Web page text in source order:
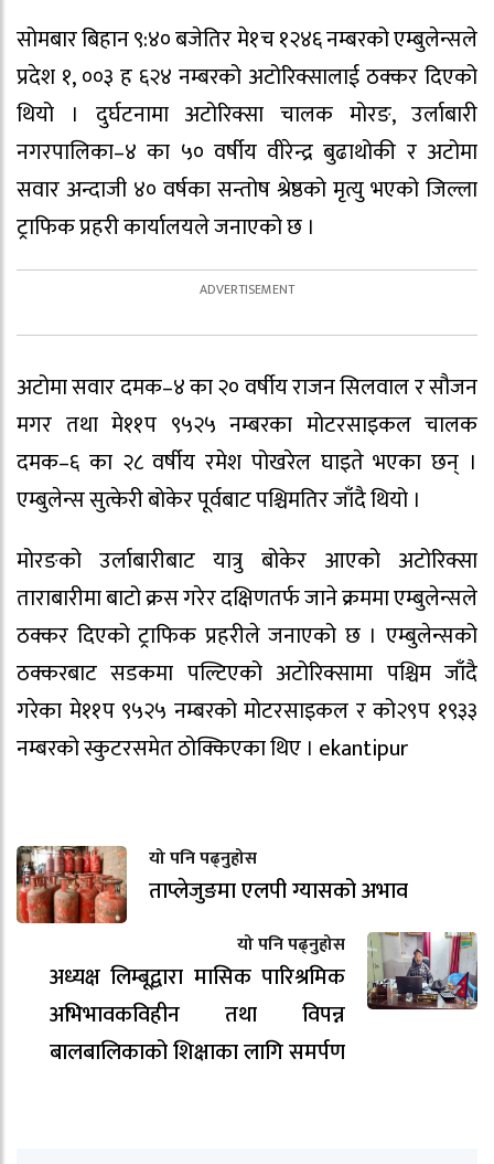
सोमबार बिहान ९:४० बजेतिर मे१च १२४६ नम्बरको एम्बुलेन्सले
प्रदेश १, ००३ ह ६२४ नम्बरको अटोरिक्सालाई ठक्कर दिएको
थियो । दुर्घटनामा अटोरिक्सा चालक मोरङ, उर्लाबारी
नगरपालिका–४ का ५० वर्षीय वीरेन्द्र बुढाथोकी र अटोमा
सवार अन्दाजी ४० वर्षका सन्तोष श्रेष्ठको मृत्यु भएको जिल्ला
ट्राफिक प्रहरी कार्यालयले जनाएको छ ।
अटोमा सवार दमक–४ का २० वर्षीय राजन सिलवाल र सौजन
मगर तथा मे११प ९५२५ नम्बरका मोटरसाइकल चालक
दमक–६ का २८ वर्षीय रमेश पोखरेल घाइते भएका छन् ।
एम्बुलेन्स सुत्केरी बोकेर पूर्वबाट पश्चिमतिर जाँदै थियो ।
मोरङको उर्लाबारीबाट यात्रु बोकेर आएको अटोरिक्सा
ताराबारीमा बाटो क्रस गरेर दक्षिणतर्फ जाने क्रममा एम्बुलेन्सले
ठक्कर दिएको ट्राफिक प्रहरीले जनाएको छ । एम्बुलेन्सको
ठक्करबाट सडकमा पल्टिएको अटोरिक्सामा पश्चिम जाँदै
गरेका मे११प ९५२५ नम्बरको मोटरसाइकल र को२९प १९३३
नम्बरको स्कुटरसमेत ठोक्किएका थिए । ekantipur
यो पनि पढ्नुहोस
ताप्लेजुङमा एलपी ग्यासको अभाव
यो पनि पढ्नुहोस
अध्यक्ष लिम्बूद्वारा मासिक पारिश्रमिक
अभिभावकविहीन तथा विपन्न
बालबालिकाको शिक्षाका लागि समर्पण